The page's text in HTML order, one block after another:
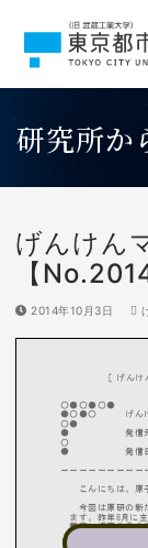
研究所か
げんけん
【
2014年10月3日